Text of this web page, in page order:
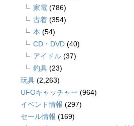
家電 (786)
古着 (354)
本 (54)
CD・DVD (40)
アイドル (37)
釣具 (23)
玩具 (2,263)
UFOキャッチャー (964)
イベント情報 (297)
セール情報 (169)